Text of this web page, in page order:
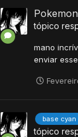
tópico
mano
enviar
base cyan
tópico